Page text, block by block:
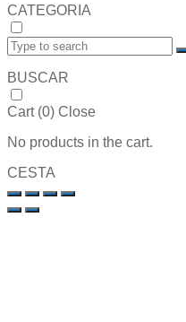
CATEGORIA
BUSCAR
Cart (0) Close
No products in the cart.
CESTA